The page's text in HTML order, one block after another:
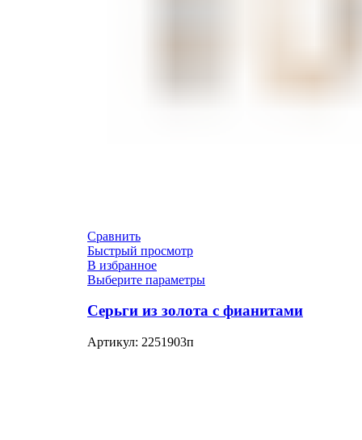
Сравнить
Быстрый просмотр
В избранное
Выберите параметры
Серьги из золота с фианитами
Артикул: 2251903п